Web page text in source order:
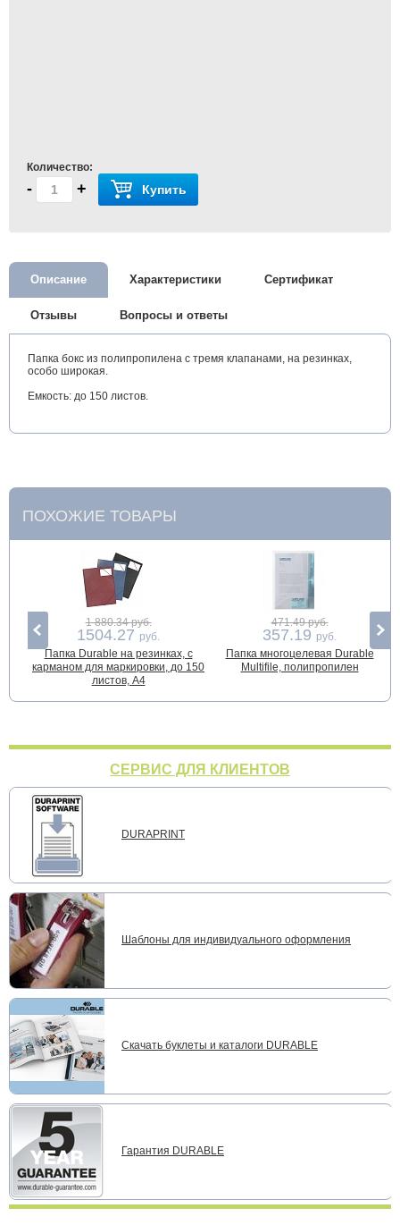
Количество:
- + Купить
Описание Характеристики Сертификат
Отзывы Вопросы и ответы
Папка бокс из полипропилена с тремя клапанами, на резинках,
особо широкая.
Емкость: до 150 листов.
ПОХОЖИЕ ТОВАРЫ
1 880.34 руб.
1504.27 руб.
Папка Durable на резинках, с
карманом для маркировки, до 150
листов, А4
471.49 руб.
357.19 руб.
Папка многоцелевая Durable
Multifile, полипропилен
СЕРВИС ДЛЯ КЛИЕНТОВ
DURAPRINT
Шаблоны для индивидуального оформления
Скачать буклеты и каталоги DURABLE
Гарантия DURABLE